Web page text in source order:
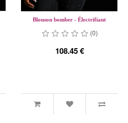
Blouson bomber - Électrifiant
(0)
108.45 €